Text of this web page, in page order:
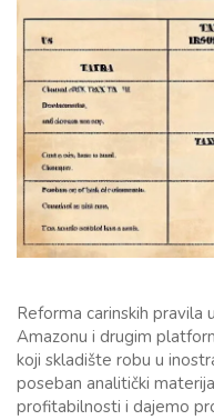
Reforma carinskih
Amazonu i drugim
koji skladište robu u
poseban analitički
profitabilnosti i dajemo